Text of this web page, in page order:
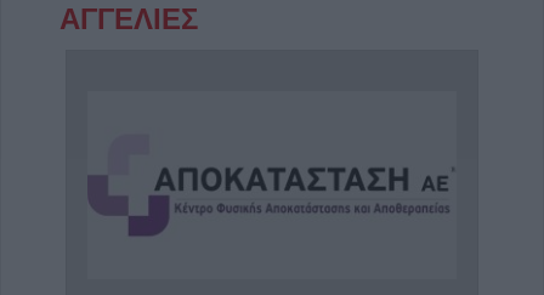
ΑΓΓΕΛΙΕΣ